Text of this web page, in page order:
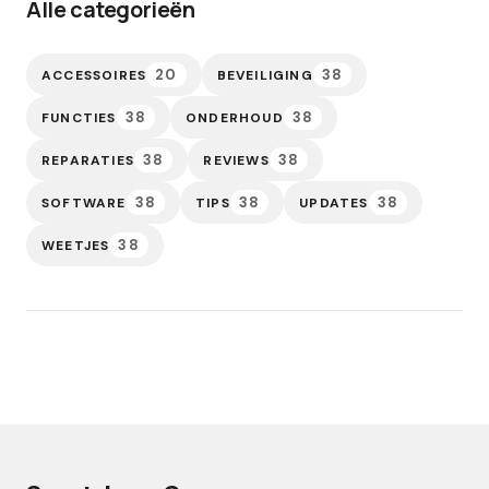
Alle categorieën
ACCESSOIRES 20 BEVEILIGING 38
FUNCTIES 38 ONDERHOUD 38
REPARATIES 38 REVIEWS 38
SOFTWARE 38 TIPS 38 UPDATES 38
WEETJES 38